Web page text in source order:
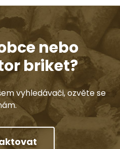
nebo
briket?
vyhledávači, ozvěte se